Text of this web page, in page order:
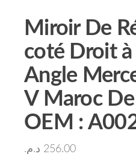
Miroir De
coté Droit à
Angle
V Maroc
OEM :
256.00 د.م.